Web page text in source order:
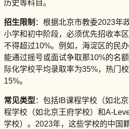
历史等科目。
招生限制 ：根据北京市教委2023年
小学和初中阶段，必须优先招收本
不得超过10%。例如，海淀区的民
能通过摇号或面试争取那10%的名
际化学校平均录取率为35%，热门
15%。
常见类型 ：包括IB课程学校（如北
程学校（如北京王府学校）和A-
学校）。2023年，这些学校的中国